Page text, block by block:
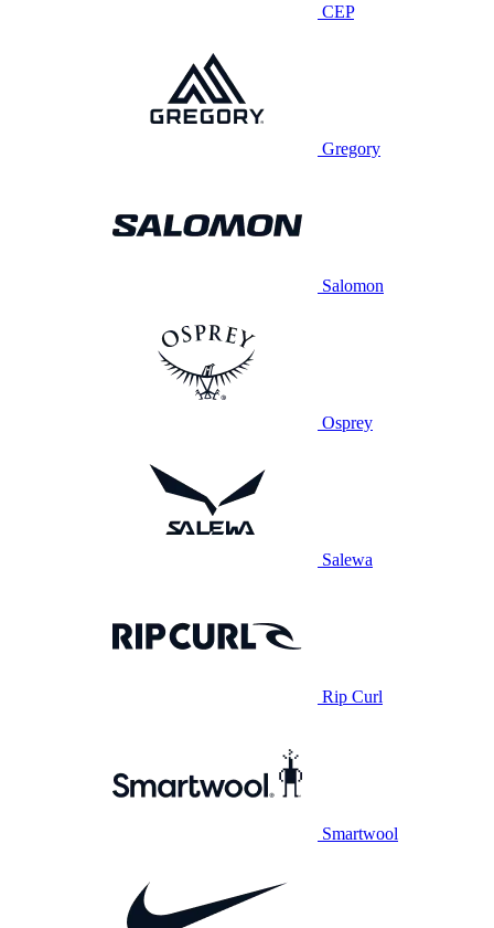
CEP
Gregory
Salomon
Osprey
Salewa
Rip Curl
Smartwool